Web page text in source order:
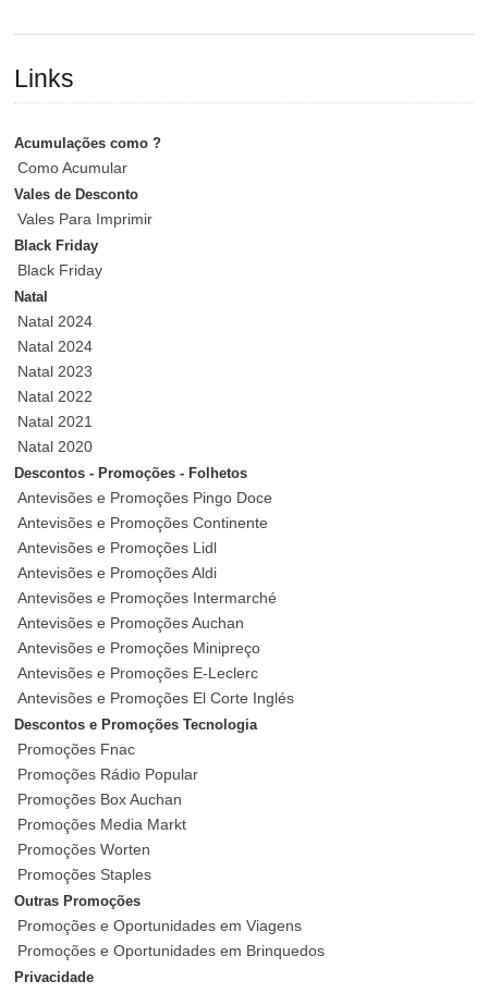
Links
Acumulações como ?
Como Acumular
Vales de Desconto
Vales Para Imprimir
Black Friday
Black Friday
Natal
Natal 2024
Natal 2024
Natal 2023
Natal 2022
Natal 2021
Natal 2020
Descontos - Promoções - Folhetos
Antevisões e Promoções Pingo Doce
Antevisões e Promoções Continente
Antevisões e Promoções Lidl
Antevisões e Promoções Aldi
Antevisões e Promoções Intermarché
Antevisões e Promoções Auchan
Antevisões e Promoções Minipreço
Antevisões e Promoções E-Leclerc
Antevisões e Promoções El Corte Inglés
Descontos e Promoções Tecnologia
Promoções Fnac
Promoções Rádio Popular
Promoções Box Auchan
Promoções Media Markt
Promoções Worten
Promoções Staples
Outras Promoções
Promoções e Oportunidades em Viagens
Promoções e Oportunidades em Brinquedos
Privacidade